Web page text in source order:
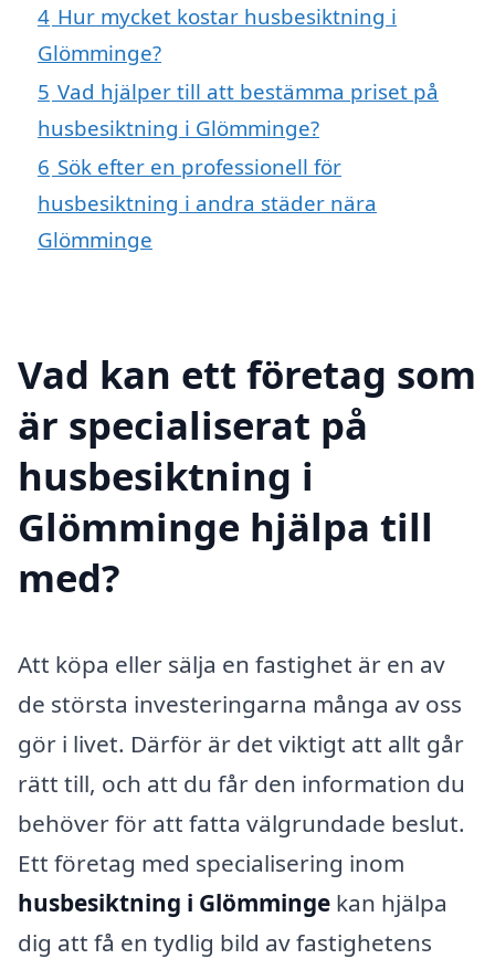
4 Hur mycket kostar husbesiktning i
Glömminge?
5 Vad hjälper till att bestämma priset på
husbesiktning i Glömminge?
6 Sök efter en professionell för
husbesiktning i andra städer nära
Glömminge
Vad kan ett företag som
är specialiserat på
husbesiktning i
Glömminge hjälpa till
med?
Att köpa eller sälja en fastighet är en av
de största investeringarna många av oss
gör i livet. Därför är det viktigt att allt går
rätt till, och att du får den information du
behöver för att fatta välgrundade beslut.
Ett företag med specialisering inom
husbesiktning i Glömminge kan hjälpa
dig att få en tydlig bild av fastighetens